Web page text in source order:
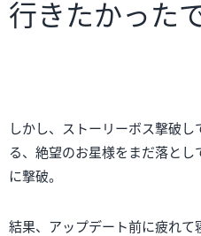
行きたかったで
しかし、ストーリーボス撃破
る、絶望のお星様をまだ落と
に撃破。
結果、アップデート前に疲れて